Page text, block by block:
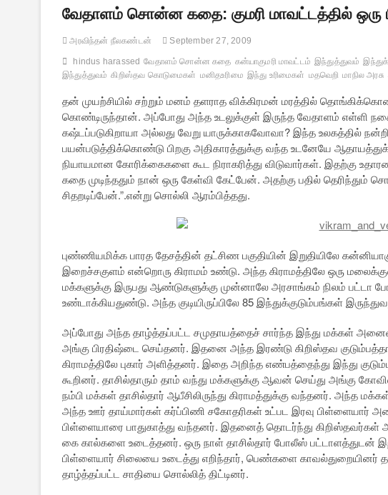
வேதாளம் சொன்ன கதை: குமரி மாவட்டத்தில் ஒரு
அரவிந்தன் நீலகண்டன் September 27, 2009
hindus harassed வேதாளம் சொன்ன கதை கன்யாகுமரி மாவட்டம் இந்துத்துவம்
இந்துத்துவம் கிறிஸ்தவ கொடுமைகள் மனிதஉரிமை இந்து உரிமைகள் மதவெறி மாநில அரசு
தன் முயற்சியில் சற்றும் மனம் தளராத விக்கிரமன் மரத்தில்
கொண்டிருந்தான். அப்போது அந்த உடலுக்குள் இருந்த வேதாளம் எள்ளி
கஷ்டப்படுகிறாயா அல்லது வேறு யாருக்காகவோவா? இந்த உலகத்தில்
பயன்படுத்திக்கொண்டு பிறகு அதிகாரத்துக்கு வந்த உடனேயே
நியாயமான கோரிக்கைகளை கூட நிராகரித்து விடுவார்கள். இதற்கு
கதை முடிந்ததும் நான் ஒரு கேள்வி கேட்பேன். அதற்கு பதில்
சிதறடிப்பேன்.”.என்று சொல்லி ஆரம்பித்தது.
புண்ணியமிக்க பாரத தேசத்தின் தட்சிண பகுதியின் இறுதியிலே
இறைச்சகுளம் என்றொரு கிராமம் உண்டு. அந்த கிராமத்திலே ஒரு
மக்களுக்கு இருபது ஆண்டுகளுக்கு முன்னாலே அரசாங்கம் நிலம் பட்டா
உண்டாக்கியதுண்டு. அந்த குடியிருப்பிலே 85 இந்துக்குடும்பங்கள்
அப்போது அந்த தாழ்த்தப்பட்ட சமுதாயத்தைச் சார்ந்த இந்து மக்கள்
அங்கு பிரதிஷ்டை செய்தனர். இதனை அந்த இரண்டு கிறிஸ்தவ
கிராமத்திலே புகார் அளித்தனர். இதை அறிந்த எண்பத்தைந்து இந்து
கூறினர். தாசில்தாரும் தாம் வந்து மக்களுக்கு ஆவன் செய்து அங்கு
நம்பி மக்கள் தாசில்தார் ஆபீசிலிருந்து கிராமத்துக்கு வந்தனர். அந்த
அந்த ஊர் தாய்மார்கள் கர்ப்பிணி சகோதரிகள் உட்பட இரவு பிள்ளையார்
பிள்ளையாரை பாதுகாத்து வந்தனர். இதனைத் தொடர்ந்து
கை கால்களை உடைத்தனர். ஒரு நாள் தாசில்தார் போலீஸ் பட்டாளத்துடன்
பிள்ளையார் சிலையை உடைத்து எறிந்தார், பெண்களை காவல்துறையினர்
தாழ்த்தப்பட்ட சாதியை சொல்லித் திட்டினர்.